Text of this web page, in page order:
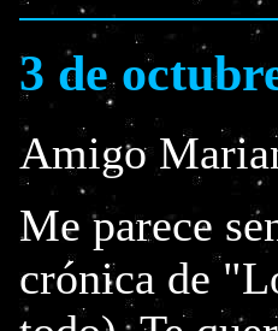
3 de
Amigo
Me parece
crónica de